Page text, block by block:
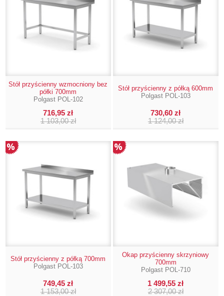
Stół przyścienny wzmocniony bez
półki 700mm
Polgast POL-102
716,95 zł
1 103,00 zł
Stół przyścienny z półką 600mm
Polgast POL-103
730,60 zł
1 124,00 zł
Stół przyścienny z półką 700mm
Polgast POL-103
749,45 zł
1 153,00 zł
Okap przyścienny skrzyniowy
700mm
Polgast POL-710
1 499,55 zł
2 307,00 zł